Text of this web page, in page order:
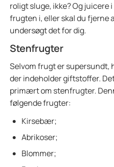
roligt sluge, ikke? Og juicere
frugten i, eller skal du fjerne
undersøgt det for dig.
Stenfrugter
Selvom frugt er supersundt,
der indeholder giftstoffer.
primært om stenfrugter.
følgende frugter:
Kirsebær;
Abrikoser;
Blommer;